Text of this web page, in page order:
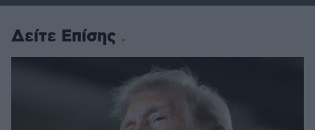
Δείτε Επίσης